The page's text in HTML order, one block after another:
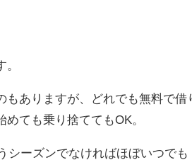
もありますが、どれでも無料で借
ても乗り捨ててもOK。
シーズンでなければほぼいつでも